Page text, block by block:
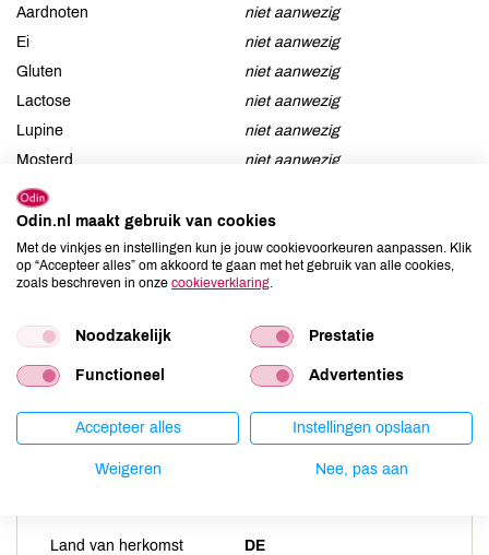
Aardnoten
niet aanwezig
Ei
niet aanwezig
Gluten
niet aanwezig
Lactose
niet aanwezig
Lupine
niet aanwezig
Mosterd
niet aanwezig
Noten
Schaaldieren
niet aanwezig
Selderij
niet aanwezig
Sesam
niet aanwezig
Vis
niet aanwezig
Weekdieren
niet aanwezig
Zwaveldioxide / sulfieten
niet aanwezig
Land van herkomst DE
Odin.nl maakt gebruik van cookies
Met de vinkjes en instellingen kun je jouw cookievoorkeuren aanpassen. Klik
op “Accepteer alles” om akkoord te gaan met het gebruik van alle cookies,
zoals beschreven in onze cookieverklaring
Noodzakelijk Prestatie
Functioneel Advertenties
Accepteer alles Instellingen opslaan
Weigeren Nee, pas aan